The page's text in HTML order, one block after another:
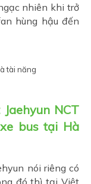
nhiên khi trở
hùng hậu đến
tài năng
NCT
bus tại Hà
nói riêng có
đó thì tại Việt